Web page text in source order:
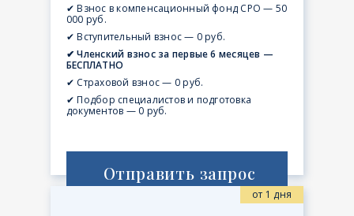
✔ Взнос в компенсационный фонд СРО — 50
000 руб.
✔ Вступительный взнос — 0 руб.
✔ Членский взнос за первые 6 месяцев —
БЕСПЛАТНО
✔ Страховой взнос — 0 руб.
✔ Подбор специалистов и подготовка
документов — 0 руб.
Отправить запрос
от 1 дня